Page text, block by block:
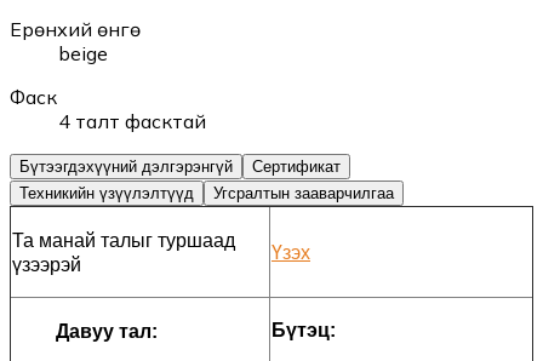
Ерөнхий өнгө
beige
Фаск
4 талт фасктай
Бүтээгдэхүүний дэлгэрэнгүй
Сертификат
Техникийн үзүүлэлтүүд
Угсралтын зааварчилгаа
Та манай талыг туршаад
үзээрэй
Үзэх
Давуу тал: Бүтэц: